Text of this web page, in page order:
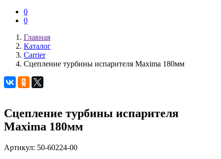
0
0
Главная
Каталог
Carrier
Сцепление турбины испарителя Maxima 180мм
Сцепление турбины испарителя
Maxima 180мм
Артикул: 50-60224-00